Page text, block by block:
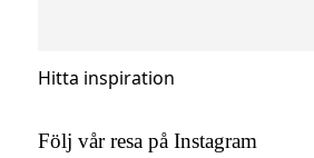
Hitta inspiration
Följ vår resa på Instagram